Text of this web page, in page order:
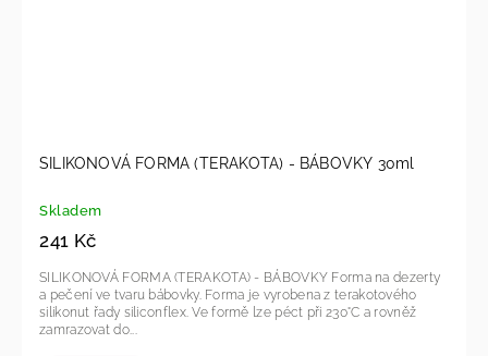
SILIKONOVÁ FORMA (TERAKOTA) - BÁBOVKY 30ml
Skladem
241 Kč
SILIKONOVÁ FORMA (TERAKOTA) - BÁBOVKY Forma na dezerty
a pečení ve tvaru bábovky. Forma je vyrobena z terakotového
silikonut řady siliconflex. Ve formě lze péct při 230°C a rovněž
zamrazovat do...